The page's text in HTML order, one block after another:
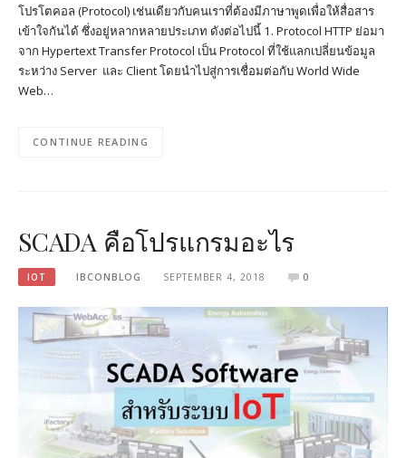
โปรโตคอล (Protocol) เช่นเดียวกับคนเราที่ต้องมีภาษาพูดเพื่อให้สื่อสาร
เข้าใจกันได้ ซึ่งอยู่หลากหลายประเภท ดังต่อไปนี้ 1. Protocol HTTP ย่อมา
จาก Hypertext Transfer Protocol เป็น Protocol ที่ใช้แลกเปลี่ยนข้อมูล
ระหว่าง Server และ Client โดยนำไปสู่การเชื่อมต่อกับ World Wide
Web…
CONTINUE READING
SCADA คือโปรแกรมอะไร
IOT IBCONBLOG SEPTEMBER 4, 2018 0